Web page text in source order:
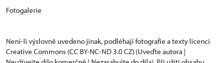
Fotogalerie
Není-li výslovně uvedeno jinak, podléhají fotografie a texty licenci
Creative Commons (CC BY-NC-ND 3.0 CZ) (Uveďte autora |